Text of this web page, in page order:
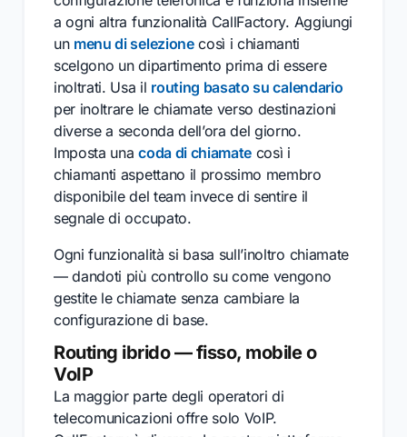
a ogni altra funzionalità CallFactory. Aggiungi
un menu di selezionecosì i chiamanti
scelgono un dipartimento prima di essere
inoltrati. Usa il routing basato su calendario
per inoltrare le chiamate verso destinazioni
diverse a seconda dell’ora del giorno.
Imposta unacoda di chiamate così i
chiamanti aspettano il prossimo membro
disponibile del team invece di sentire il
segnale di occupato.
Ogni funzionalità si basa sull’inoltro chiamate
— dandoti più controllo su come vengono
gestite le chiamate senza cambiare la
configurazione di base.
Routing ibrido — fisso, mobile o
VoIP
La maggior parte degli operatori di
telecomunicazioni offre solo VoIP.